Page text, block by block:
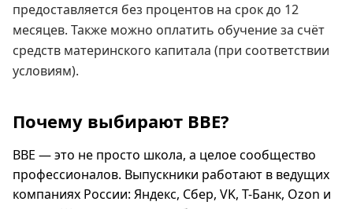
предоставляется без процентов на срок до 12
месяцев. Также можно оплатить обучение за счёт
средств материнского капитала (при соответствии
условиям).
Почему выбирают BBE?
BBE — это не просто школа, а целое сообщество
профессионалов. Выпускники работают в ведущих
компаниях России: Яндекс, Сбер, VK, Т-Банк, Ozon и